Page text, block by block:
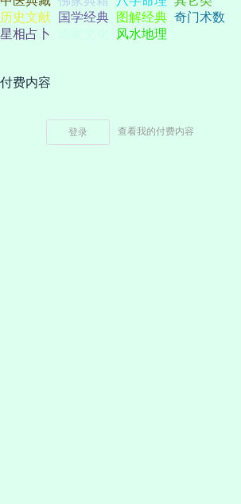
历史文献
国学经典 图解经典 奇门术数
星相占卜
风水地理
付费内容
登录 查看我的付费内容